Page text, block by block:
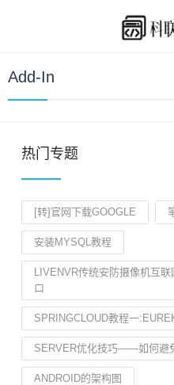
Add-In
热门专题
[转]官网下载GOOGLE
安装MYSQL教程
LIVENVR传统安防摄像机互
口
SPRINGCLOUD教程一
SERVER优化技巧——如何避
ANDROID的架构图